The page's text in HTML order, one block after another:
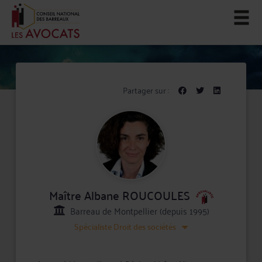
Partager sur :
Maître Albane ROUCOULES
Barreau de Montpellier (depuis 1995)
SpécialisteDroit des sociétés